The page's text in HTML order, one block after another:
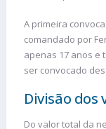
A primeira
comandado por
apenas 17 anos e
ser convocado
Divisão dos
Do valor total da